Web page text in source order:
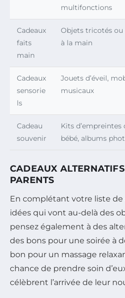
multifonctions
Cadeaux
faits
main
Objets tricotés ou
à la main
Cadeaux
sensorie
ls
Jouets d’éveil,
musicaux
Cadeau
souvenir
Kits d’empreintes
bébé, albums
CADEAUX
PARENTS
En complétant votre liste de
idées qui vont au-delà des
pensez également à des
des bons pour une soirée à
bon pour un massage
chance de prendre soin
célèbrent l’arrivée de leur